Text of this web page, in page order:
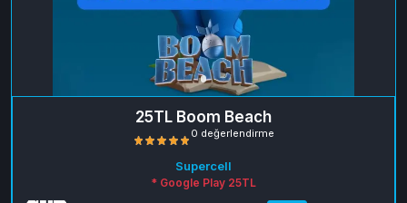
25TL Boom Beach
Supercell
* Google Play 25TL